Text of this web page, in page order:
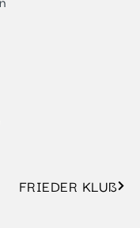
FRIEDER KLUß